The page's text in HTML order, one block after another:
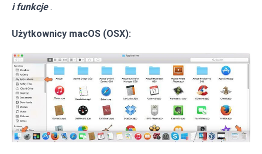
i funkcje .
Użytkownicy macOS (OSX):